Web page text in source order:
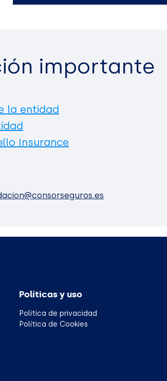
importante
la entidad
Insurance
Políticas y uso
Política de privacidad
Política de Cookies